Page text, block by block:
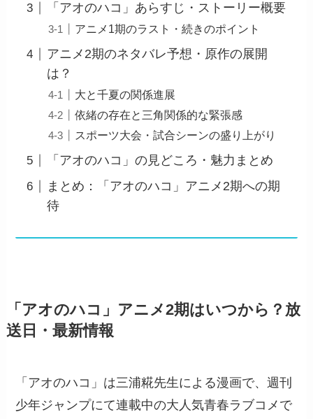
「アオのハコ」あらすじ・ストーリー概要
アニメ1期のラスト・続きのポイント
アニメ2期のネタバレ予想・原作の展開
は？
大と千夏の関係進展
依緒の存在と三角関係的な緊張感
スポーツ大会・試合シーンの盛り上がり
「アオのハコ」の見どころ・魅力まとめ
まとめ：「アオのハコ」アニメ2期への期
待
「アオのハコ」アニメ2期はいつから？放
送日・最新情報
「アオのハコ」は三浦糀先生による漫画で、週刊
少年ジャンプにて連載中の大人気青春ラブコメで